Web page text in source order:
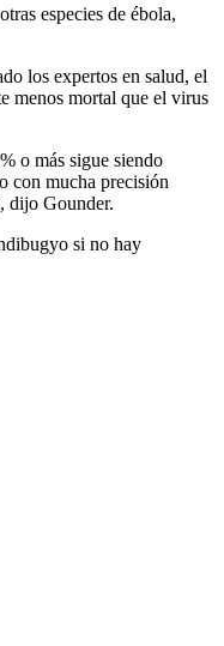
especies de ébola,
los expertos en salud, el
menos mortal que el virus
o más sigue siendo
con mucha precisión
dijo Gounder.
si no hay